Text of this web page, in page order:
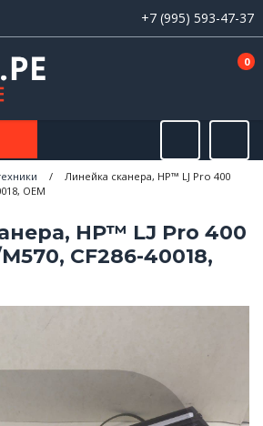
+7 (995) 593-47-37
0
/
Линейка сканера, HP™ LJ Pro 400
OEM
HP™ LJ Pro 400
CF286-40018,